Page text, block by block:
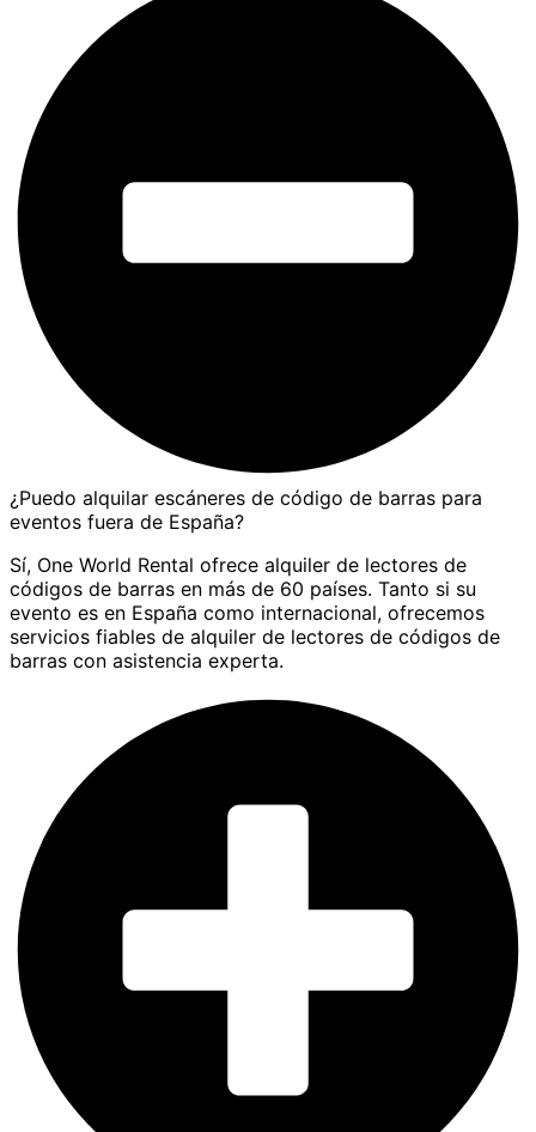
¿Puedo alquilar escáneres de código de barras para
eventos fuera de España?
Sí, One World Rental ofrece alquiler de lectores de
códigos de barras en más de 60 países. Tanto si su
evento es en España como internacional, ofrecemos
servicios fiables de alquiler de lectores de códigos de
barras con asistencia experta.